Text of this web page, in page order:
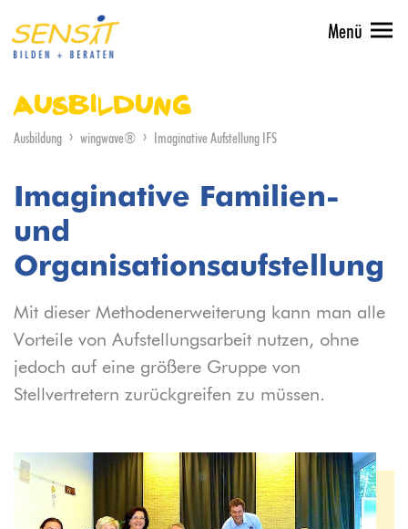
Menü
Ausbildung
Ausbildung wingwave® Imaginative Aufstellung IFS
Imaginative Familien-
und
Organisationsaufstellung
Mit dieser Methodenerweiterung kann man alle
Vorteile von Aufstellungsarbeit nutzen, ohne
jedoch auf eine größere Gruppe von
Stellvertretern zurückgreifen zu müssen.